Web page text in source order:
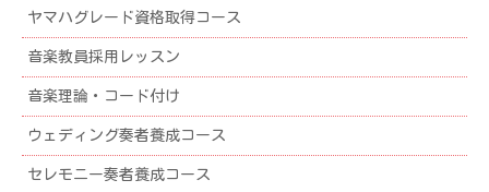
ヤマハグレード資格取得コース
音楽教員採用レッスン
音楽理論・コード付け
ウェディング奏者養成コース
セレモニー奏者養成コース